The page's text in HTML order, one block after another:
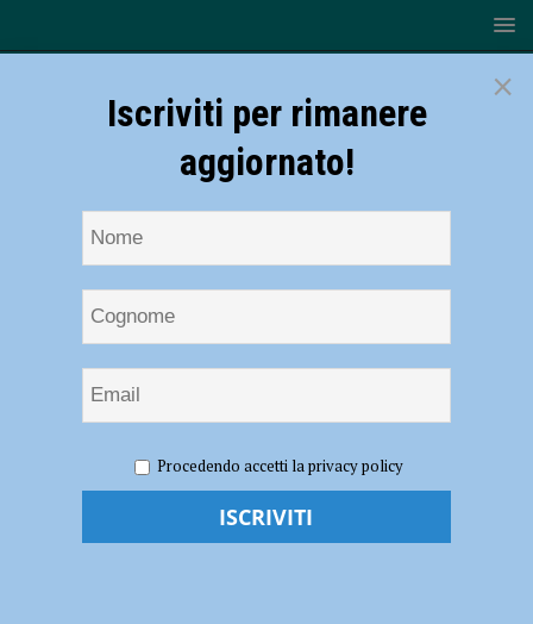
vincente per la Canottieri Ongina: da 2-0 a 2-3 a San Martino in Rio
Volley B maschile, rimonta vincente per
×
Iscriviti per rimanere
aggiornato!
Procedendo accetti la privacy policy